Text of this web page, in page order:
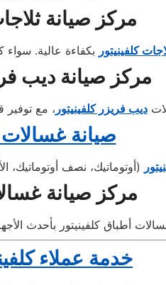
🚪 مركز صيانة
كلفينيتور
📺 مركز صيانة ديب
ديب فريزر كلفينيتور
صيانة غسالات
🏫 مركز صيانة
خدمة عملاء